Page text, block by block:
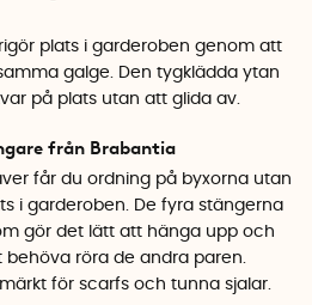
plats i garderoben genom att
galge. Den tygklädda ytan
på plats utan att glida av.
från Brabantia
får du ordning på byxorna utan
i garderoben. De fyra stängerna
gör det lätt att hänga upp och
röra de andra paren.
för scarfs och tunna sjalar.